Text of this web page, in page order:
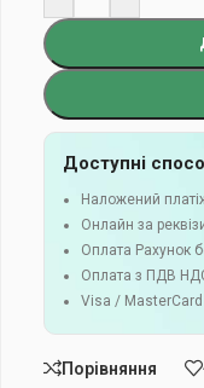
Доступні
Наложений
Онлайн за
Оплата Рахунок
Оплата з ПДВ
Visa / MasterCard
Порівняння